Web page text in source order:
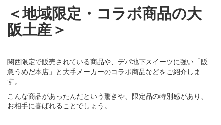
＜地域限定・コラボ商品の大
阪土産＞
関西限定で販売されている商品や、デパ地下スイーツに強い「阪
急うめだ本店」と大手メーカーのコラボ商品などをご紹介しま
す。
こんな商品があったんだという驚きや、限定品の特別感があり、
お相手に喜ばれることでしょう。